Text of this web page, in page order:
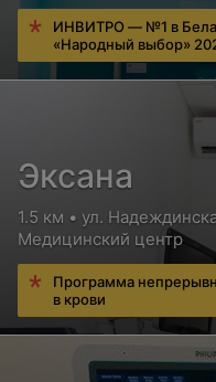
ИНВИТРО — №1 в
«Народный выбор»
Эксана
1.5 км • ул.
Медицинский центр
Программа
в крови